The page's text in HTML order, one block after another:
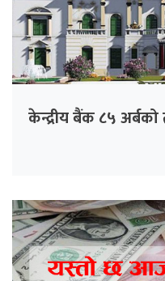
केन्द्रीय बैंक ८५ अर्बको